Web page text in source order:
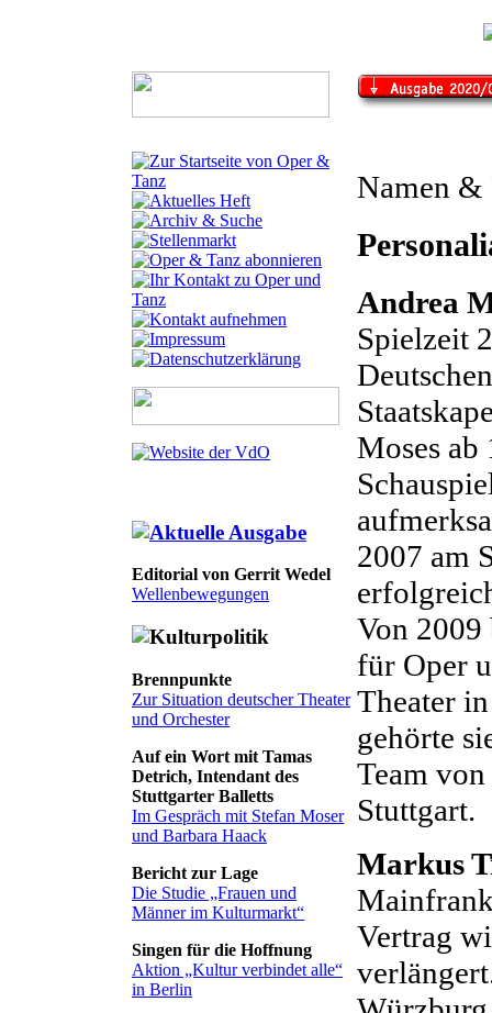
Editorial von Gerrit Wedel
Wellenbewegungen
Brennpunkte
Zur Situation deutscher Theater
und Orchester
Auf ein Wort mit Tamas
Detrich, Intendant des
Stuttgarter Balletts
Im Gespräch mit Stefan Moser
und Barbara Haack
Bericht zur Lage
Die Studie „Frauen und
Männer im Kulturmarkt“
Singen für die Hoffnung
Aktion „Kultur verbindet alle“
in Berlin
Namen &
Andrea
Spielzeit
Moses ab
2007 am
Von 2009
für Oper
Theater
gehörte
Team von
Stuttgart.
Markus
Vertrag